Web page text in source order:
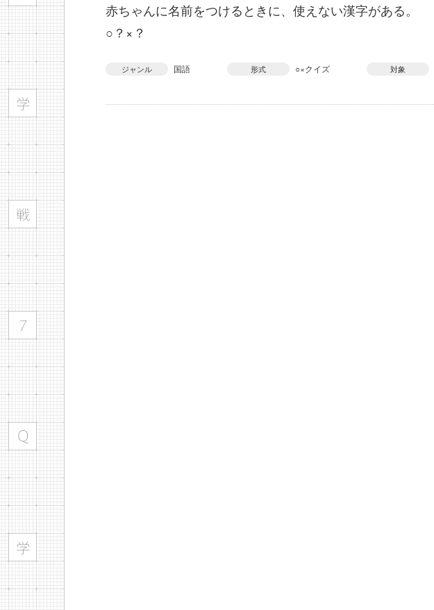
赤ちゃんに名前をつけるときに、使えない漢字がある。
○？×？
ジャンル 国語 形式 ○×クイズ 対象